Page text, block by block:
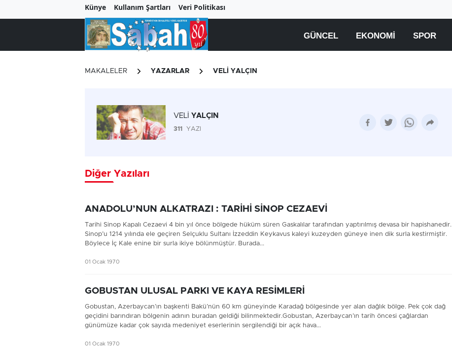
Künye Kullanım Şartları Veri Politikası
GÜNCEL EKONOMI SPOR
MAKALELER YAZARLAR VELİ YALÇIN
VELİ YALÇIN
311 YAZI
Diğer Yazıları
ANADOLU’NUN ALKATRAZI : TARİHİ SİNOP CEZAEVİ
Tarihi Sinop Kapalı Cezaevi 4 bin yıl önce bölgede hüküm süren Gaskalılar tarafından yaptırılmış devasa bir hapishanedir.
Sinop’u 1214 yılında ele geçiren Selçuklu Sultanı İzzeddin Keykavus kaleyi kuzeyden güneye inen dik surla kestirmiştir.
Böylece İç Kale enine bir surla ikiye bölünmüştür. Burada...
01 Ocak 1970
GOBUSTAN ULUSAL PARKI VE KAYA RESİMLERİ
Gobustan, Azerbaycan’ın başkenti Bakü’nün 60 km güneyinde Karadağ bölgesinde yer alan dağlık bölge. Pek çok dağ
geçidini barındıran bölgenin adının buradan geldiği bilinmektedir.Gobustan, Azerbaycan’ın tarih öncesi çağlardan
günümüze kadar çok sayıda medeniyet eserlerinin sergilendiği bir açık hava...
01 Ocak 1970